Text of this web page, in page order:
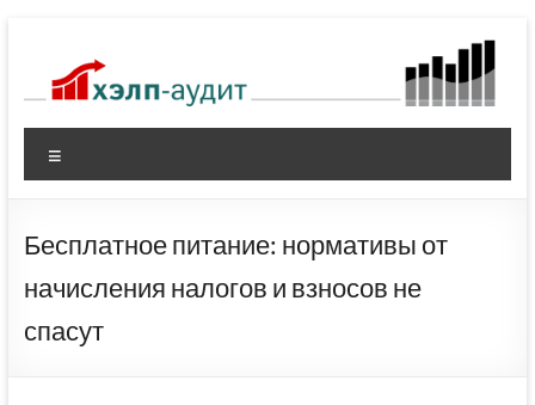
содержимому
Бесплатное питание: нормативы от
начисления налогов и взносов не
спасут